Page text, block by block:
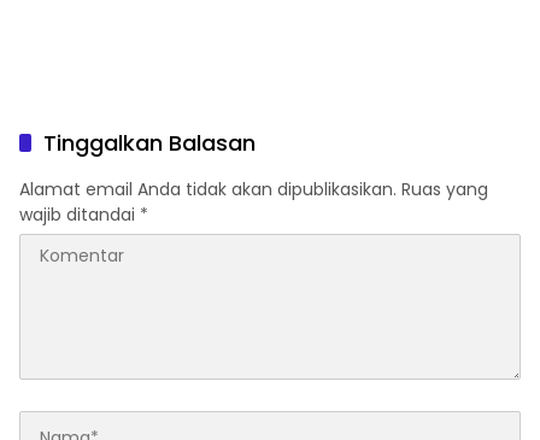
Tinggalkan Balasan
Alamat email Anda tidak akan dipublikasikan. Ruas yang
wajib ditandai *